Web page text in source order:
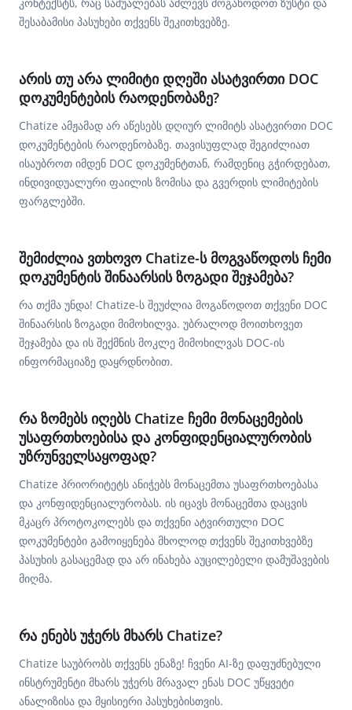
შესაბამისი პასუხები თქვენს შეკითხვებზე.
არის თუ არა ლიმიტი დღეში ასატვირთი DOC
დოკუმენტების რაოდენობაზე?
Chatize ამჟამად არ აწესებს დღიურ ლიმიტს ასატვირთი DOC
დოკუმენტების რაოდენობაზე. თავისუფლად შეგიძლიათ
ისაუბროთ იმდენ DOC დოკუმენტთან, რამდენიც გჭირდებათ,
ინდივიდუალური ფაილის ზომისა და გვერდის ლიმიტების
ფარგლებში.
შემიძლია ვთხოვო Chatize-ს მოგვაწოდოს ჩემი
დოკუმენტის შინაარსის ზოგადი შეჯამება?
რა თქმა უნდა! Chatize-ს შეუძლია მოგაწოდოთ თქვენი DOC
შინაარსის ზოგადი მიმოხილვა. უბრალოდ მოითხოვეთ
შეჯამება და ის შექმნის მოკლე მიმოხილვას DOC-ის
ინფორმაციაზე დაყრდნობით.
რა ზომებს იღებს Chatize ჩემი მონაცემების
უსაფრთხოებისა და კონფიდენციალურობის
უზრუნველსაყოფად?
Chatize პრიორიტეტს ანიჭებს მონაცემთა უსაფრთხოებასა
და კონფიდენციალურობას. ის იცავს მონაცემთა დაცვის
მკაცრ პროტოკოლებს და თქვენი ატვირთული DOC
დოკუმენტები გამოიყენება მხოლოდ თქვენს შეკითხვებზე
პასუხის გასაცემად და არ ინახება აუცილებელი დამუშავების
მიღმა.
რა ენებს უჭერს მხარს Chatize?
Chatize საუბრობს თქვენს ენაზე! ჩვენი AI-ზე დაფუძნებული
ინსტრუმენტი მხარს უჭერს მრავალ ენას DOC უწყვეტი
ანალიზისა და მყისიერი პასუხებისთვის.